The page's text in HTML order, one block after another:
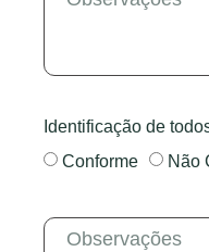
Identificação de
Conforme
Não